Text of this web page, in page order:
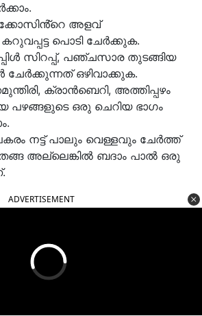
അളവ്
പൊടി ചേർക്കുക.
സിറപ്പ്, പഞ്ചസാര തുടങ്ങിയ
ഒഴിവാക്കുക.
ക്രാൻബെറി, അത്തിപ്പഴം
പഴങ്ങളുടെ ഒരു ചെറിയ ഭാഗം
നട്ട് പാലും വെള്ളവും ചേർത്ത്
അല്ലെങ്കിൽ ബദാം പാൽ ഒരു
ADVERTISEMENT